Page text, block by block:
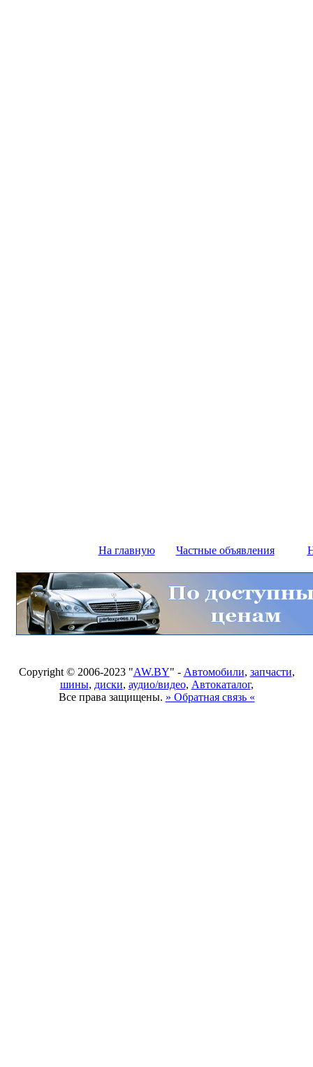
На главную Частные объявления
Copyright © 2006-2023 "AW.BY" - Автомобили, запчасти,
шины, диски, аудио/видео, Автокаталог,
Все права защищены. » Обратная связь «